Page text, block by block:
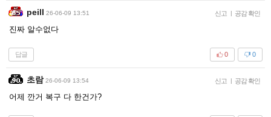
peill 26-06-09 13:51 신고 | 공감 확인
진짜 알수없다
답글 0
0
초람 26-06-09 13:54 신고 | 공감 확인
어제 깐거 복구 다 한건가?